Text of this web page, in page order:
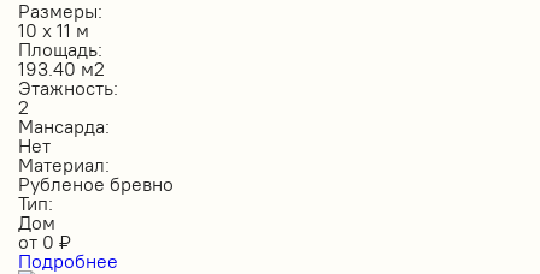
Размеры:
10 х 11 м
Площадь:
193.40 м2
Этажность:
2
Мансарда:
Нет
Материал:
Рубленое бревно
Тип:
Дом
от 0 ₽
Подробнее